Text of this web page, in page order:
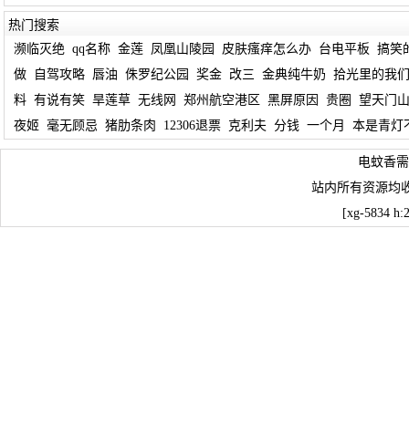
热门搜索
濒临灭绝 qq名称 金莲 凤凰山陵园 皮肤瘙痒怎么办 台电平板 搞笑
做
自驾攻略 唇油 侏罗纪公园 奖金 改三 金典纯牛奶 拾光里的我们
料 有说有笑 旱莲草 无线网 郑州航空港区 黑屏原因 贵圈
望天门
夜姬
毫无顾忌 猪肋条肉 12306退票 克利夫 分钱 一个月 本是青灯
电蚊香
站内所有资源均
[xg-5834